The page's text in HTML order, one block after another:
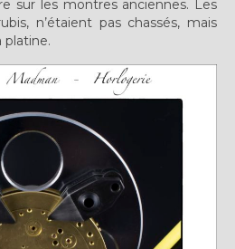
– 2022
du XXe siècle
Breguet
Hahn
Lépine
sur les montres anciennes. Les
n’étaient pas chassés, mais
platine.